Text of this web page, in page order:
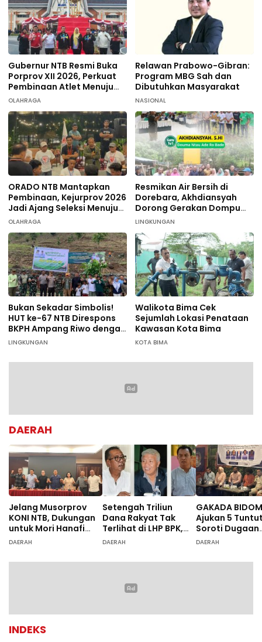
Gubernur NTB Resmi Buka
Porprov XII 2026, Perkuat
Pembinaan Atlet Menuju
PON 2028
OLAHRAGA
Relawan Prabowo-Gibran:
Program MBG Sah dan
Dibutuhkan Masyarakat
NASIONAL
ORADO NTB Mantapkan
Pembinaan, Kejurprov 2026
Jadi Ajang Seleksi Menuju
Nasional
OLAHRAGA
Resmikan Air Bersih di
Dorebara, Akhdiansyah
Dorong Gerakan Dompu
Hijau
LINGKUNGAN
Bukan Sekadar Simbolis!
HUT ke-67 NTB Direspons
BKPH Ampang Riwo dengan
Aksi Tanam Pohon Massal
LINGKUNGAN
Walikota Bima Cek
Sejumlah Lokasi Penataan
Kawasan Kota Bima
KOTA BIMA
DAERAH
Jelang Musorprov
KONI NTB, Dukungan
untuk Mori Hanafi
Menguat
DAERAH
Setengah Triliun
Dana Rakyat Tak
Terlihat di LHP BPK,
Legislator PDIP DPRD
Investigatif
DAERAH
GAKADA BIDOM
Ajukan 5
Soroti Dugaan
DAERAH
INDEKS